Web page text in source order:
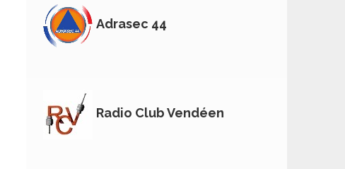
Adrasec 44
Radio Club Vendéen